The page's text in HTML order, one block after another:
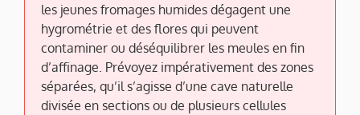
les jeunes fromages humides dégagent une
hygrométrie et des flores qui peuvent
contaminer ou déséquilibrer les meules en fin
d’affinage. Prévoyez impérativement des zones
séparées, qu’il s’agisse d’une cave naturelle
divisée en sections ou de plusieurs cellules